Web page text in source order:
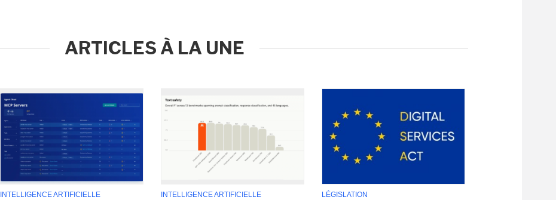
ARTICLES À LA UNE
INTELLIGENCE ARTIFICIELLE INTELLIGENCE ARTIFICIELLE LÉGISLATION